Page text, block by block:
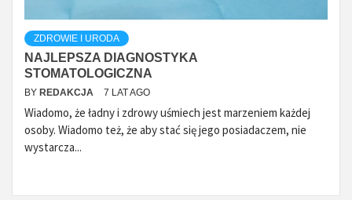
ZDROWIE I URODA
NAJLEPSZA DIAGNOSTYKA
STOMATOLOGICZNA
BY REDAKCJA 7 LAT AGO
Wiadomo, że ładny i zdrowy uśmiech jest marzeniem każdej
osoby. Wiadomo też, że aby stać się jego posiadaczem, nie
wystarcza...